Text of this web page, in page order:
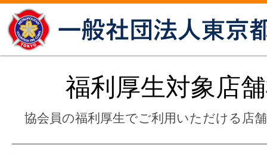
福利厚生対象店
協会員の福利厚生でご利用いただける店